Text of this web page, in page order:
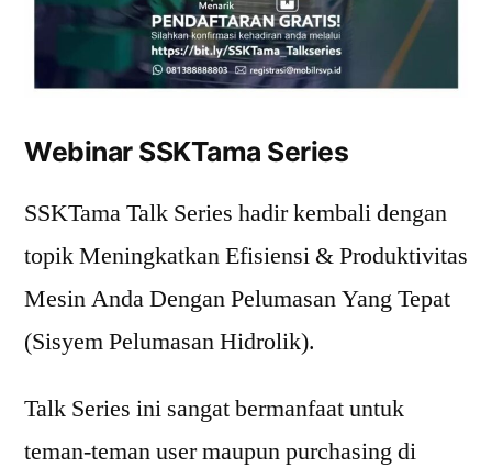
Webinar SSKTama Series
SSKTama Talk Series hadir kembali dengan
topik Meningkatkan Efisiensi & Produktivitas
Mesin Anda Dengan Pelumasan Yang Tepat
(Sisyem Pelumasan Hidrolik).
Talk Series ini sangat bermanfaat untuk
teman-teman user maupun purchasing di